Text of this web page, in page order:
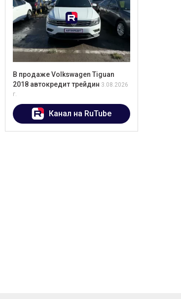
В продаже Volkswagen Tiguan
2018 автокредит трейдин 3.08.2026
г.
Канал на RuTube